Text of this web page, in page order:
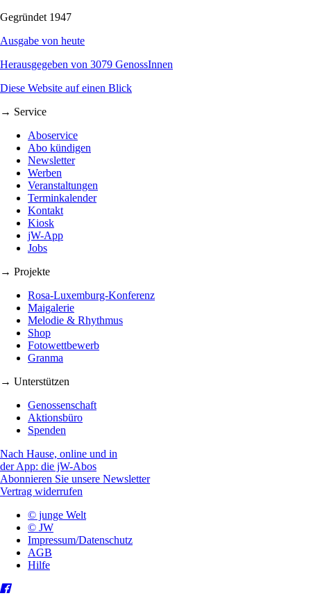
Gegründet 1947
Ausgabe von heute
Herausgegeben von 3079 GenossInnen
Diese Website auf einen Blick
→ Service
Aboservice
Abo kündigen
Newsletter
Werben
Veranstaltungen
Terminkalender
Kontakt
Kiosk
jW-App
Jobs
→ Projekte
Rosa-Luxemburg-Konferenz
Maigalerie
Melodie & Rhythmus
Shop
Fotowettbewerb
Granma
→ Unterstützen
Genossenschaft
Aktionsbüro
Spenden
Nach Hause, online und in
der App: die jW-Abos
Abonnieren Sie unsere Newsletter
Vertrag widerrufen
© junge Welt
© JW
Impressum/Datenschutz
AGB
Hilfe